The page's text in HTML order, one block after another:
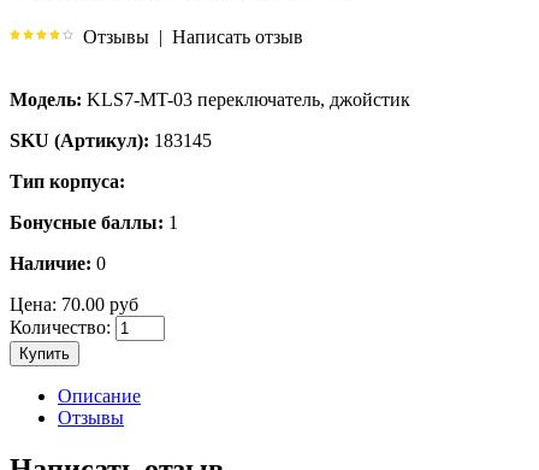
Отзывы | Написать отзыв
Модель: KLS7-MT-03 переключатель, джойстик
SKU (Артикул): 183145
Тип корпуса:
Бонусные баллы: 1
Наличие: 0
Цена: 70.00 руб
Количество:
Купить
Описание
Отзывы